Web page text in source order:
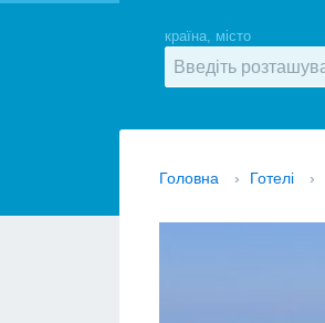
країна, місто
Головна › Готелі ›